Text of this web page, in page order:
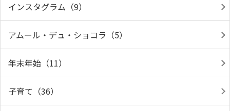
インスタグラム（9）
アムール・デュ・ショコラ（5）
年末年始（11）
子育て（36）